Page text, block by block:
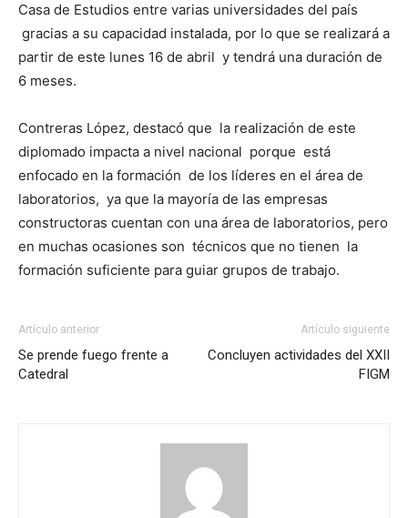
Casa de Estudios entre varias universidades del país
gracias a su capacidad instalada, por lo que se realizará a
partir de este lunes 16 de abril y tendrá una duración de
6 meses.
Contreras López, destacó que la realización de este
diplomado impacta a nivel nacional porque está
enfocado en la formación de los líderes en el área de
laboratorios, ya que la mayoría de las empresas
constructoras cuentan con una área de laboratorios, pero
en muchas ocasiones son técnicos que no tienen la
formación suficiente para guiar grupos de trabajo.
Artículo anterior
Se prende fuego frente a
Catedral
Artículo siguiente
Concluyen actividades del XXII
FIGM